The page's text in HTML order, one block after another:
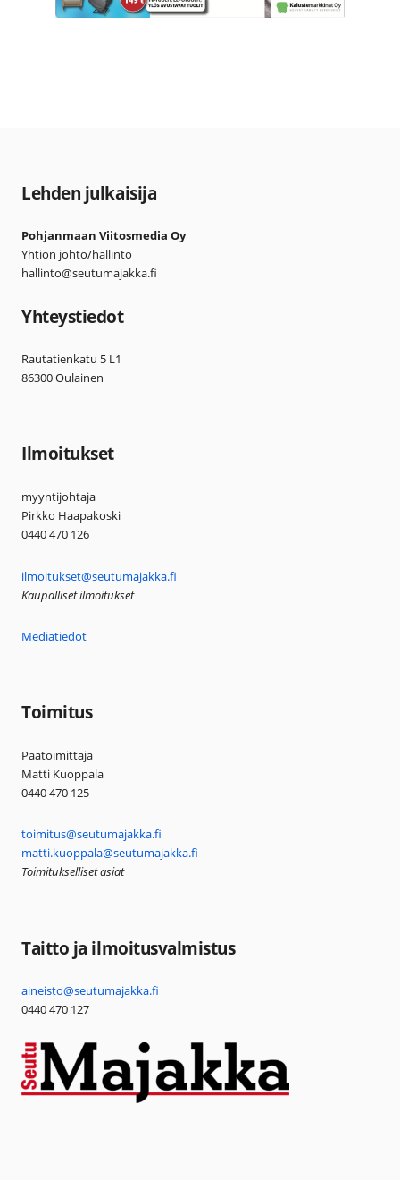
Lehden julkaisija
Pohjanmaan Viitosmedia Oy
Yhtiön johto/hallinto
hallinto@seutumajakka.fi
Yhteystiedot
Rautatienkatu 5 L1
86300 Oulainen
Ilmoitukset
myyntijohtaja
Pirkko Haapakoski
0440 470 126
ilmoitukset@seutumajakka.fi
Kaupalliset ilmoitukset
Mediatiedot
Toimitus
Päätoimittaja
Matti Kuoppala
0440 470 125
toimitus@seutumajakka.fi
matti.kuoppala@seutumajakka.fi
Toimitukselliset asiat
Taitto ja ilmoitusvalmistus
aineisto@seutumajakka.fi
0440 470 127